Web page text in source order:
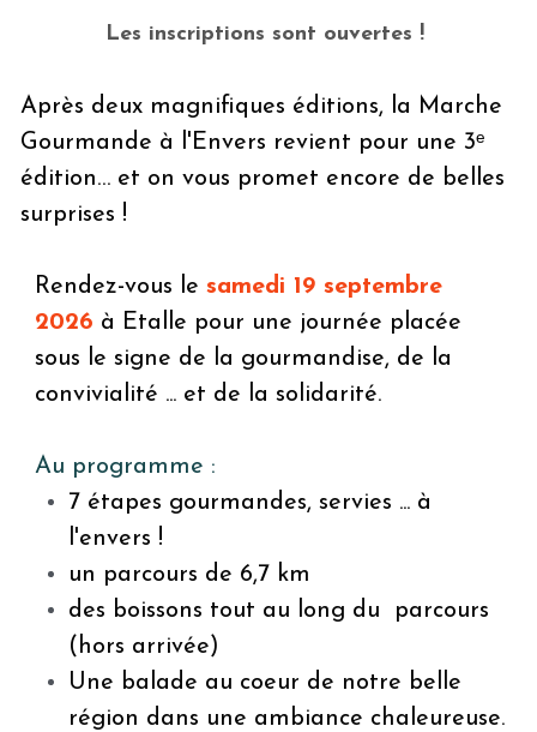
Les inscriptions sont ouvertes !
Après deux magnifiques éditions, la Marche
Gourmande à l'Envers revient pour une 3ᵉ
édition… et on vous promet encore de belles
surprises !
Rendez-vous le samedi 19 septembre
2026 à Etalle pour une journée placée
sous le signe de la gourmandise, de la
convivialité ... et de la solidarité.
Au programme :
7 étapes gourmandes, servies ... à
l'envers !
un parcours de 6,7 km
des boissons tout au long du  parcours
(hors arrivée)
Une balade au coeur de notre belle
région dans une ambiance chaleureuse.